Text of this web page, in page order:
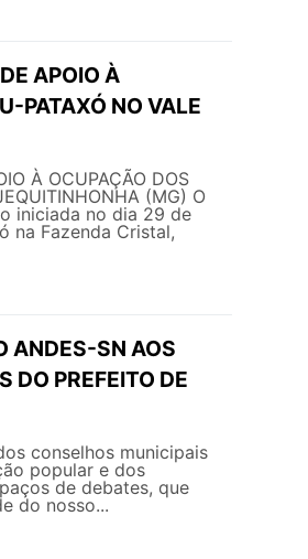
APOIO À
PATAXÓ NO VALE
À OCUPAÇÃO DOS
(MG) O
iniciada no dia 29 de
na Fazenda Cristal,
ANDES-SN AOS
DO PREFEITO DE
conselhos municipais
popular e dos
de debates, que
do nosso...